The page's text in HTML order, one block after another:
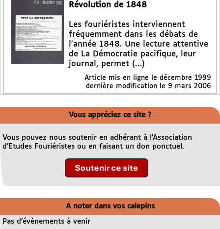
Révolution de 1848
Les fouriéristes interviennent
fréquemment dans les débats de
l’année 1848. Une lecture attentive
de La Démocratie pacifique, leur
journal, permet (…)
Article mis en ligne le décembre 1999
dernière modification le 9 mars 2006
Vous appréciez ce site ?
Vous pouvez nous soutenir en adhérant à l’Association
d’Etudes Fouriéristes ou en faisant un don ponctuel.
A noter dans vos calepins
Pas d’évènements à venir